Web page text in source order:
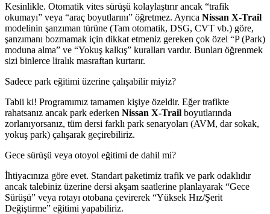
Kesinlikle. Otomatik vites sürüşü kolaylaştırır ancak “trafik
okumayı” veya “araç boyutlarını” öğretmez. Ayrıca Nissan X-Trail
modelinin şanzıman türüne (Tam otomatik, DSG, CVT vb.) göre,
şanzımanı bozmamak için dikkat etmeniz gereken çok özel “P (Park)
moduna alma” ve “Yokuş kalkış” kuralları vardır. Bunları öğrenmek
sizi binlerce liralık masraftan kurtarır.
Sadece park eğitimi üzerine çalışabilir miyiz?
Tabii ki! Programımız tamamen kişiye özeldir. Eğer trafikte
rahatsanız ancak park ederken Nissan X-Trail boyutlarında
zorlanıyorsanız, tüm dersi farklı park senaryoları (AVM, dar sokak,
yokuş park) çalışarak geçirebiliriz.
Gece sürüşü veya otoyol eğitimi de dahil mi?
İhtiyacınıza göre evet. Standart paketimiz trafik ve park odaklıdır
ancak talebiniz üzerine dersi akşam saatlerine planlayarak “Gece
Sürüşü” veya rotayı otobana çevirerek “Yüksek Hız/Şerit
Değiştirme” eğitimi yapabiliriz.